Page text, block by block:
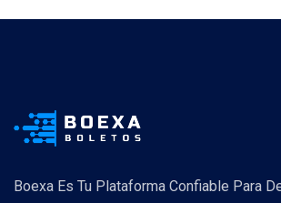
Boexa Es Tu Plataforma Confiable Para